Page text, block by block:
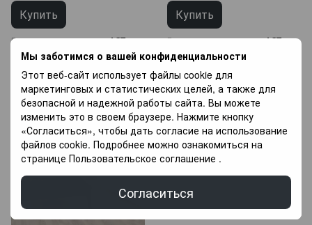
Мы заботимся о вашей конфиденциальности
Этот веб-сайт использует файлы cookie для
маркетинговых и статистических целей, а также для
безопасной и надежной работы сайта. Вы можете
изменить это в своем браузере. Нажмите кнопку
«Согласиться», чтобы дать согласие на использование
файлов cookie. Подробнее можно ознакомиться на
странице Пользовательское соглашение .
Согласиться
Купить
Бренд
AGT
Класс износостойкости 32 класс
Толщина
Турция
Купить
Бренд
AGT
Класс износостойкости
Толщина
Страна производитель
РАСПРОДАЖА
−10%
ТОВАР В НАЛИЧИИ
РАСПРОДАЖА
−10%
ТОВАР В НАЛИЧИИ